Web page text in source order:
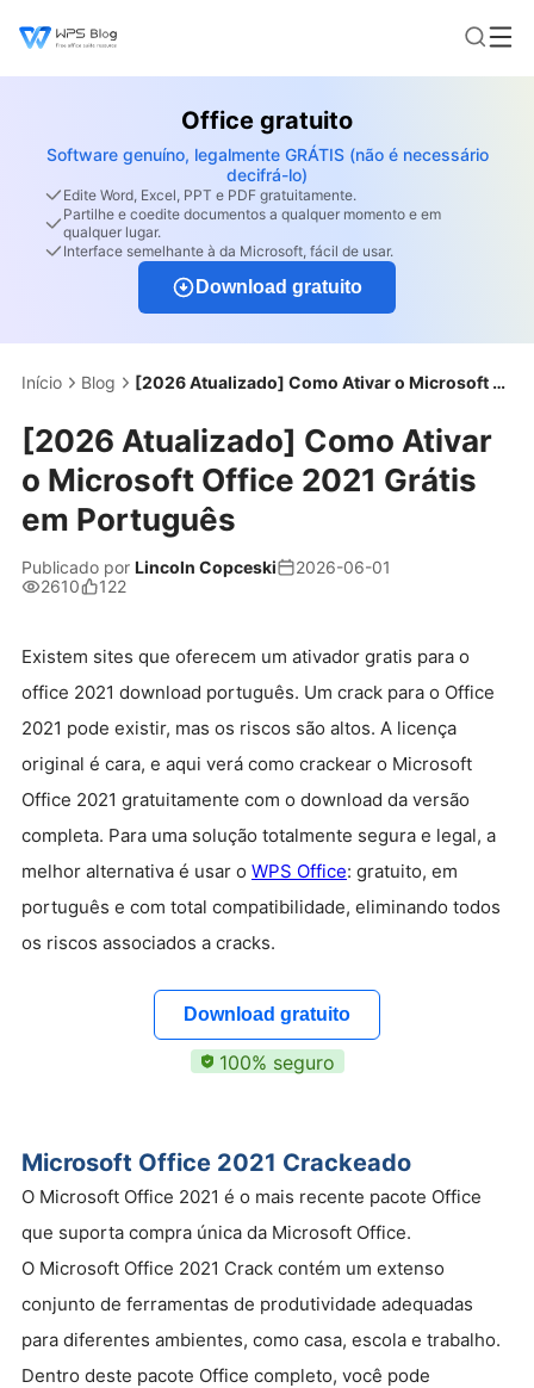
Office gratuito
Software genuíno, legalmente GRÁTIS (não é necessário
decifrá-lo)
Edite Word, Excel, PPT e PDF gratuitamente.
Partilhe e coedite documentos a qualquer momento e em
qualquer lugar.
Interface semelhante à da Microsoft, fácil de usar.
Download gratuito
Início Blog [2026 Atualizado] Como Ativar o Microsoft Office 2021 Grátis em Português
[2026 Atualizado] Como Ativar
o Microsoft Office 2021 Grátis
em Português
Publicado por Lincoln Copceski
2026-06-01
2610
122
Existem sites que oferecem um ativador gratis para o
office 2021 download português. Um crack para o Office
2021 pode existir, mas os riscos são altos. A licença
original é cara, e aqui verá como crackear o Microsoft
Office 2021 gratuitamente com o download da versão
completa. Para uma solução totalmente segura e legal, a
melhor alternativa é usar o WPS Office: gratuito, em
português e com total compatibilidade, eliminando todos
os riscos associados a cracks.
Download gratuito
100% seguro
Microsoft Office 2021 Crackeado
O Microsoft Office 2021 é o mais recente pacote Office
que suporta compra única da Microsoft Office.
O Microsoft Office 2021 Crack contém um extenso
conjunto de ferramentas de produtividade adequadas
para diferentes ambientes, como casa, escola e trabalho.
Dentro deste pacote Office completo, você pode